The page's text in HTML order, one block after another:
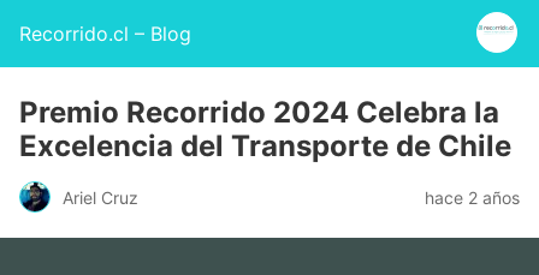
Recorrido.cl – Blog
Premio Recorrido 2024 Celebra la
Excelencia del Transporte de Chile
Ariel Cruz hace 2 años